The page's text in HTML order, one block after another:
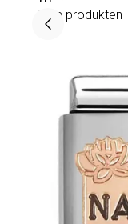
Visa produkten